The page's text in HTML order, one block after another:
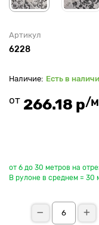
Артикул
6228
Есть в
от 266.18 р/
от 6 до 30 метров на
В рулоне в среднем = 30